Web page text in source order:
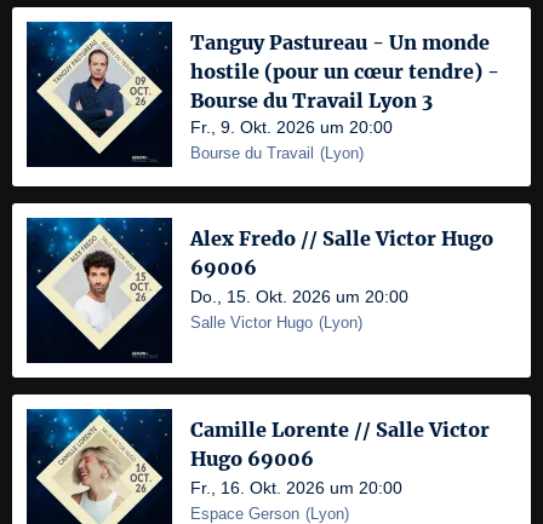
Tanguy Pastureau - Un monde
hostile (pour un cœur tendre) -
Bourse du Travail Lyon 3
Fr., 9. Okt. 2026 um 20:00
Bourse du Travail (Lyon)
Alex Fredo // Salle Victor Hugo
69006
Do., 15. Okt. 2026 um 20:00
Salle Victor Hugo (Lyon)
Camille Lorente // Salle Victor
Hugo 69006
Fr., 16. Okt. 2026 um 20:00
Espace Gerson (Lyon)